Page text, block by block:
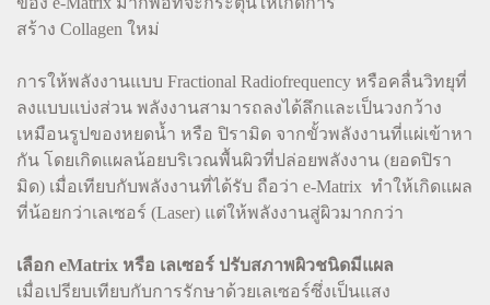
สร้าง Collagen ใหม่
การให้พลังงานแบบ Fractional Radiofrequency หรือคลื่นวิทยุที่
ลงแบบแบ่งส่วน พลังงานสามารถลงได้ลึกและเป็นวงกว้าง
เหมือนรูปของหยดน้ำ หรือ ปิรามิด จากขั้วพลังงานที่แผ่เข้าหา
กัน โดยเกิดแผลน้อยบริเวณพื้นผิวที่ปล่อยพลังงาน (ยอดปิรา
มิด) เมื่อเทียบกับพลังงานที่ได้รับ ถือว่า e-Matrix ทำให้เกิดแผล
ที่น้อยกว่าเลเซอร์ (Laser) แต่ให้พลังงานสู่ผิวมากกว่า
เลือก eMatrix หรือ เลเซอร์ ปรับสภาพผิวชนิดมีแผล
เมื่อเปรียบเทียบกับการรักษาด้วยเลเซอร์ซึ่งเป็นแสง